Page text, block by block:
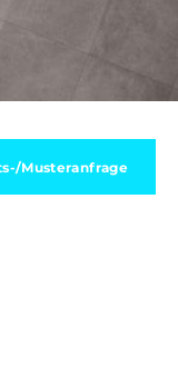
Musteranfrage